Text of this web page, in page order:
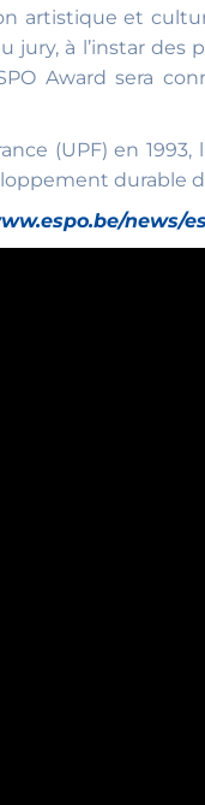
artistique et
à l’instar des
Award sera
(UPF) en
durable
news/